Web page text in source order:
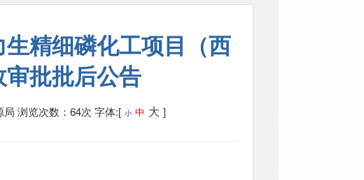
精细磷化工项目（西
审批批后公告
局 浏览次数：64次 字体:[ 小 中 大 ]